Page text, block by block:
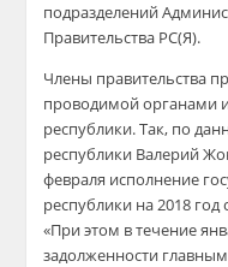
подразделений
Правительства РС(Я).
Члены правительства
проводимой органами
республики. Так, по
республики Валерий
февраля исполнение
республики на 2018
«При этом в течение
задолженности